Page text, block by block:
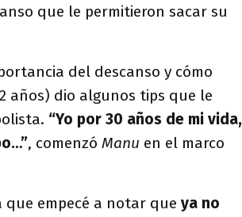
que le permitieron sacar su
del descanso y cómo
años) dio algunos tips que le
“Yo por 30 años de mi vida,
, comenzó Manu en el marco
empecé a notar que ya no